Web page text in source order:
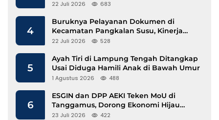
Mengalir
22 Juli 2026 683
4
Buruknya Pelayanan Dokumen di
Kecamatan Pangkalan Susu, Kinerja
Disdukcapil Langkat Disorot
22 Juli 2026 528
5
Ayah Tiri di Lampung Tengah Ditangkap
Usai Diduga Hamili Anak di Bawah Umur
1 Agustus 2026 488
6
ESGIN dan DPP AEKI Teken MoU di
Tanggamus, Dorong Ekonomi Hijau
Berbasis Kopi dan Perdagangan Karbon
23 Juli 2026 422